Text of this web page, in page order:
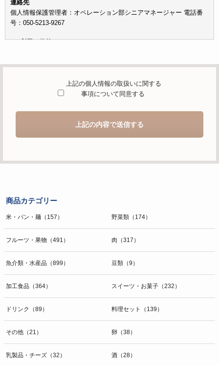
連絡先
個人情報保護管理者：オペレーション部シニアマネージャー 電話番
号：050-5213-9267
c）利用の目的
を適切に受け付け、当社が提供するサービスに関する情報を電子メー
d）個人情報を第三者に提供することが予定される場合の事項
情報を第三者に提供することはありません。
す。
的の通知・開示・内容の訂正・追加または削除・利用の停止・消去お
よび第三者への提供の停止（「開示等」といいます。）に応じます。
g）本人が個人情報を与えることの任意性及び当該情報を与えなかっ
た場合に本人に生じる結果
個人情報の提供は任意と致しますが、当社が依頼する情報の提供がな
い場合、内容が正確でない場合はサービスの提供やご対応等に支障を
きたす可能性がございますのでご了承下さい。
スログ、Cookie（クッキー）等を用いて管理しています。これらに
は、お客様のお名前、ご住所、電話番号、電子メールアドレスなど、
お客様を特定する個人情報は一切含まれておりません。
個人情報に関する問合わせ窓口
上記の個人情報の取扱いに関する
事項について同意する
上記の内容で送信する
商品カテゴリー
米・パン・麺（157） 野菜類（174）
フルーツ・果物（491） 肉（317）
魚介類・水産品（899） 豆類（9）
加工食品（364） スイーツ・お菓子（232）
ドリンク（89） 料理セット（139）
その他（21） 卵（38）
乳製品・チーズ（32） 酒（28）